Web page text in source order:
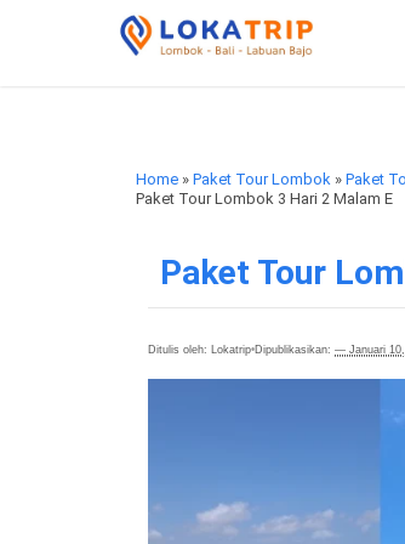
Home » Paket Tour Lombok » Paket
Paket Tour Lombok 3 Hari 2 Malam E
Paket Tour
Ditulis oleh: Lokatrip•Dipublikasikan: — Januari